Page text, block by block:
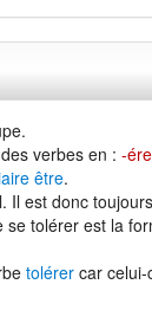
verbes en : -
être.
Il est donc toujours
se tolérer est la
tolérercar celui-